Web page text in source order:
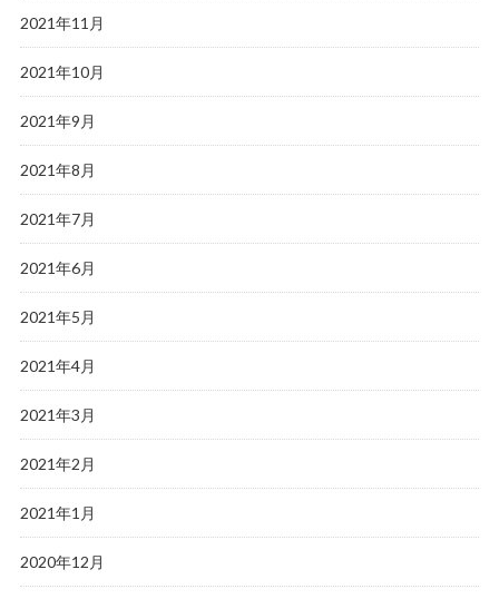
2021年11月
2021年10月
2021年9月
2021年8月
2021年7月
2021年6月
2021年5月
2021年4月
2021年3月
2021年2月
2021年1月
2020年12月